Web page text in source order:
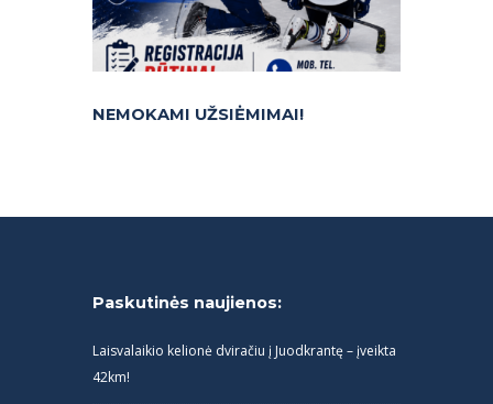
NEMOKAMI UŽSIĖMIMAI!
Paskutinės naujienos:
Laisvalaikio kelionė dviračiu į Juodkrantę – įveikta
42km!